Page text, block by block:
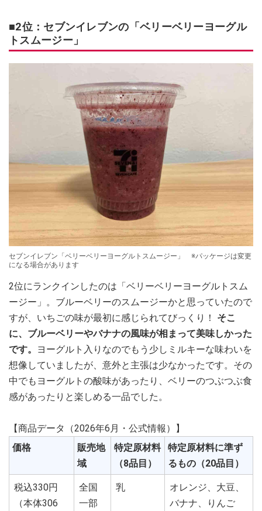
■2位：セブンイレブンの「ベリーベリーヨーグル
トスムージー」
セブンイレブン「ベリーベリーヨーグルトスムージー」 ※パッケージは変更
になる場合があります
2位にランクインしたのは「ベリーベリーヨーグルトスム
ージー」。ブルーベリーのスムージーかと思っていたので
すが、いちごの味が最初に感じられてびっくり！ そこ
に、ブルーベリーやバナナの風味が相まって美味しかった
です。
ヨーグルト入りなのでもう少しミルキーな味わいを
想像していましたが、意外と主張は少なかったです。その
中でもヨーグルトの酸味があったり、ベリーのつぶつぶ食
感があったりと楽しめる一品でした。
【商品データ（2026年6月・公式情報）】
価格
販売地
域
特定原材料
（8品目）
特定原材料に準ず
るもの（20品目）
税込330円
（本体306
全国
一部
乳
オレンジ、大豆、
バナナ、りんご